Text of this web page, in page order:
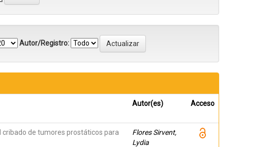
Autor/Registro:
Autor(es) Acceso
de tumores prostáticos para
Flores Sirvent,
Lydia